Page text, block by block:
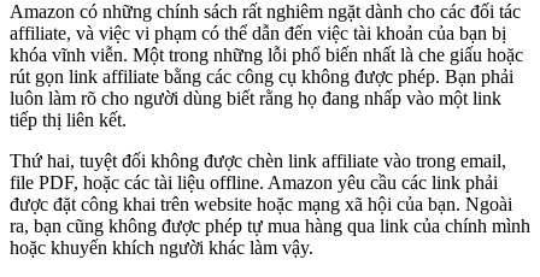
Amazon có những chính sách rất nghiêm ngặt dành cho các đối tác
affiliate, và việc vi phạm có thể dẫn đến việc tài khoản của bạn bị
khóa vĩnh viễn. Một trong những lỗi phổ biến nhất là che giấu hoặc
rút gọn link affiliate bằng các công cụ không được phép. Bạn phải
luôn làm rõ cho người dùng biết rằng họ đang nhấp vào một link
tiếp thị liên kết.
Thứ hai, tuyệt đối không được chèn link affiliate vào trong email,
file PDF, hoặc các tài liệu offline. Amazon yêu cầu các link phải
được đặt công khai trên website hoặc mạng xã hội của bạn. Ngoài
ra, bạn cũng không được phép tự mua hàng qua link của chính mình
hoặc khuyến khích người khác làm vậy.